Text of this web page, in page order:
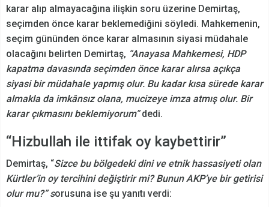
karar alıp almayacağına ilişkin soru üzerine Demirtaş,
seçimden önce karar beklemediğini söyledi. Mahkemenin,
seçim gününden önce karar almasının siyasi müdahale
olacağını belirten Demirtaş, “Anayasa Mahkemesi, HDP
kapatma davasında seçimden önce karar alırsa açıkça
siyasi bir müdahale yapmış olur. Bu kadar kısa sürede karar
almakla da imkânsız olana, mucizeye imza atmış olur. Bir
karar çıkmasını beklemiyorum”dedi.
“Hizbullah ile ittifak oy kaybettirir”
Demirtaş, “Sizce bu bölgedeki dini ve etnik hassasiyeti olan
Kürtler’in oy tercihini değiştirir mi? Bunun AKP’ye bir getirisi
olur mu?” sorusuna ise şu yanıtı verdi: